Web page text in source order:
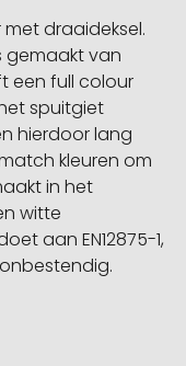
draaideksel.
gemaakt van
een full colour
spuitgiet
hierdoor lang
kleuren om
in het
witte
aan EN12875-1,